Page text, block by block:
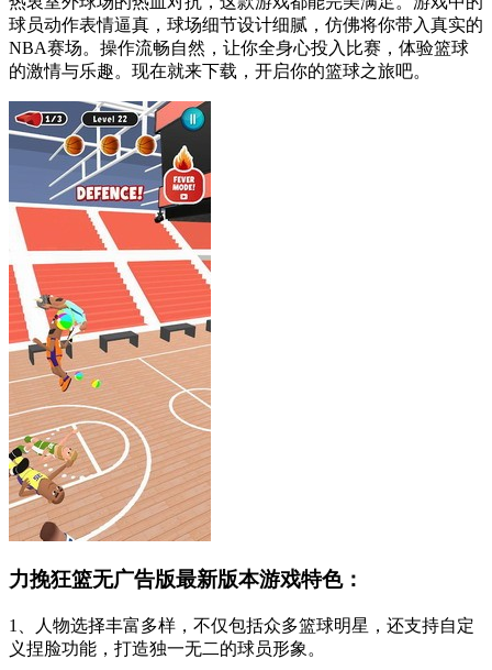
球员动作表情逼真，球场细节设计细腻，仿佛将你带入真实的
NBA赛场。操作流畅自然，让你全身心投入比赛，体验篮球
的激情与乐趣。现在就来下载，开启你的篮球之旅吧。
力挽狂篮无广告版最新版本游戏特色：
1、人物选择丰富多样，不仅包括众多篮球明星，还支持自定
义捏脸功能，打造独一无二的球员形象。